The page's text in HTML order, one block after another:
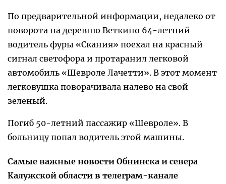
По предварительной информации, недалеко от
поворота на деревню Веткино 64-летний
водитель фуры «Скания» поехал на красный
сигнал светофора и протаранил легковой
автомобиль «Шевроле Лачетти». В этот момент
легковушка поворачивала налево на свой
зеленый.
Погиб 50-летний пассажир «Шевроле». В
больницу попал водитель этой машины.
Самые важные новости Обнинска и севера
Калужской области в телеграм-канале